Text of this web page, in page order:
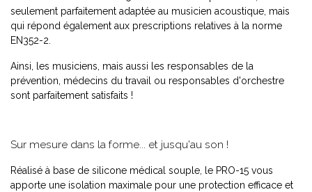
seulement parfaitement adaptée au musicien acoustique, mais
qui répond également aux prescriptions relatives à la norme
EN352-2.
Ainsi, les musiciens, mais aussi les responsables de la
prévention, médecins du travail ou responsables d'orchestre
sont parfaitement satisfaits !
Sur mesure dans la forme... et jusqu'au son !
Réalisé à base de silicone médical souple, le PRO-15 vous
apporte une isolation maximale pour une protection efficace et